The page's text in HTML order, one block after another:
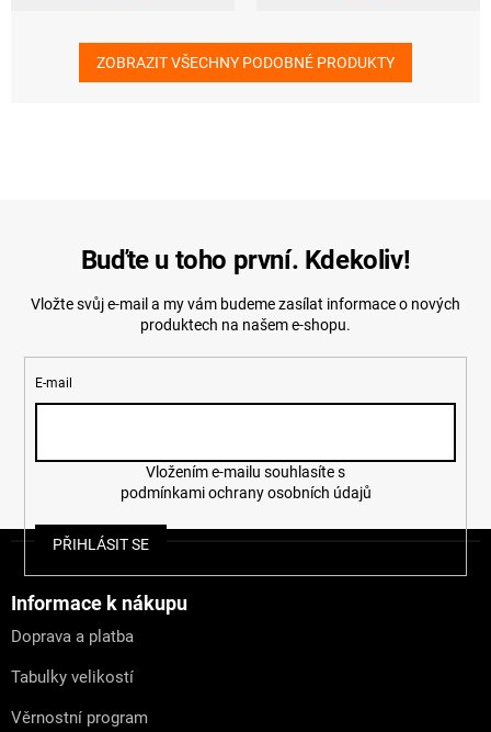
ZOBRAZIT VŠECHNY PODOBNÉ PRODUKTY
Buďte u toho první. Kdekoliv!
Vložte svůj e-mail a my vám budeme zasílat informace o nových
produktech na našem e-shopu.
E-mail
podmínkami ochrany osobních údajů
PŘIHLÁSIT SE
Informace k nákupu
Doprava a platba
Tabulky velikostí
Věrnostní program